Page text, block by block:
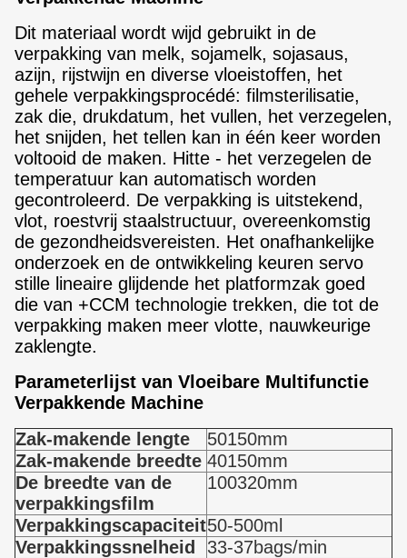
Dit materiaal wordt wijd gebruikt in de
verpakking van melk, sojamelk, sojasaus,
azijn, rijstwijn en diverse vloeistoffen, het
gehele verpakkingsprocédé: filmsterilisatie,
zak die, drukdatum, het vullen, het verzegelen,
het snijden, het tellen kan in één keer worden
voltooid de maken. Hitte - het verzegelen de
temperatuur kan automatisch worden
gecontroleerd. De verpakking is uitstekend,
vlot, roestvrij staalstructuur, overeenkomstig
de gezondheidsvereisten. Het onafhankelijke
onderzoek en de ontwikkeling keuren servo
stille lineaire glijdende het platformzak goed
die van +CCM technologie trekken, die tot de
verpakking maken meer vlotte, nauwkeurige
zaklengte.
Parameterlijst van Vloeibare Multifunctie
Verpakkende Machine
Zak-makende lengte
50150mm
Zak-makende breedte 40150mm
De breedte van de
verpakkingsfilm
100320mm
Verpakkingscapaciteit50-500ml
Verpakkingssnelheid
33-37bags/min